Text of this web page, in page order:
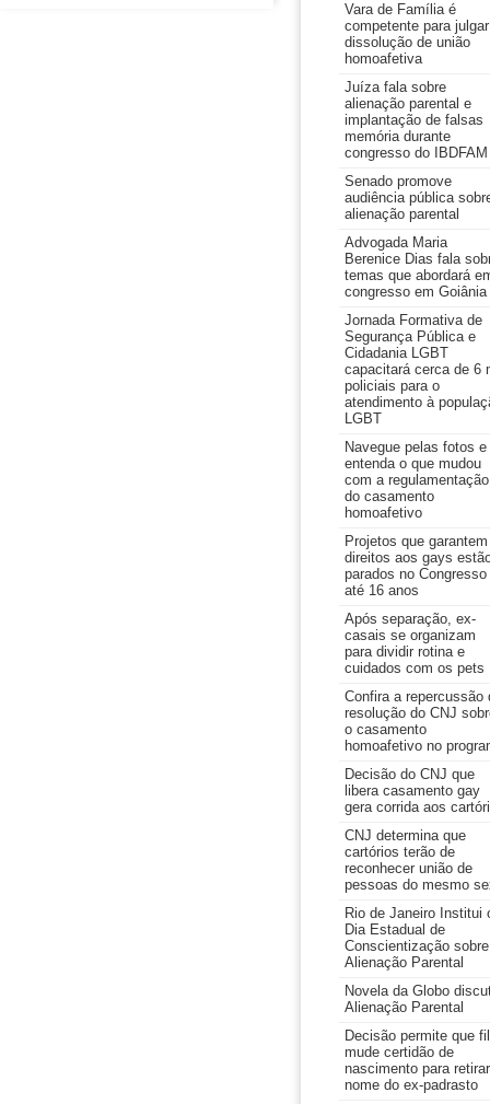
Vara de Família é
competente para julgar
dissolução de união
homoafetiva
Juíza fala sobre
alienação parental e
implantação de falsas
memória durante
congresso do IBDFAM
Senado promove
audiência pública
alienação parental
Advogada Maria
Berenice Dias fala
temas que abordará
congresso em Goiânia
Jornada Formativa de
Segurança Pública e
Cidadania LGBT
capacitará cerca de 6
policiais para o
atendimento à
LGBT
Navegue pelas fotos e
entenda o que mudou
com a regulamentação
do casamento
homoafetivo
Projetos que garantem
direitos aos gays
parados no Congresso
até 16 anos
Após separação, ex-
casais se organizam
para dividir rotina e
cuidados com os pets
Confira a repercussão
resolução do CNJ
o casamento
homoafetivo no
Decisão do CNJ que
libera casamento gay
gera corrida aos
CNJ determina que
cartórios terão de
reconhecer união de
pessoas do mesmo
Rio de Janeiro Institui
Dia Estadual de
Conscientização sobre
Alienação Parental
Novela da Globo
Alienação Parental
Decisão permite que
mude certidão de
nascimento para retirar
nome do ex-padrasto